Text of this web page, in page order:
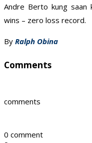
Andre Berto kung saan
wins – zero loss record.
By Ralph Obina
Comments
comments
0 comment